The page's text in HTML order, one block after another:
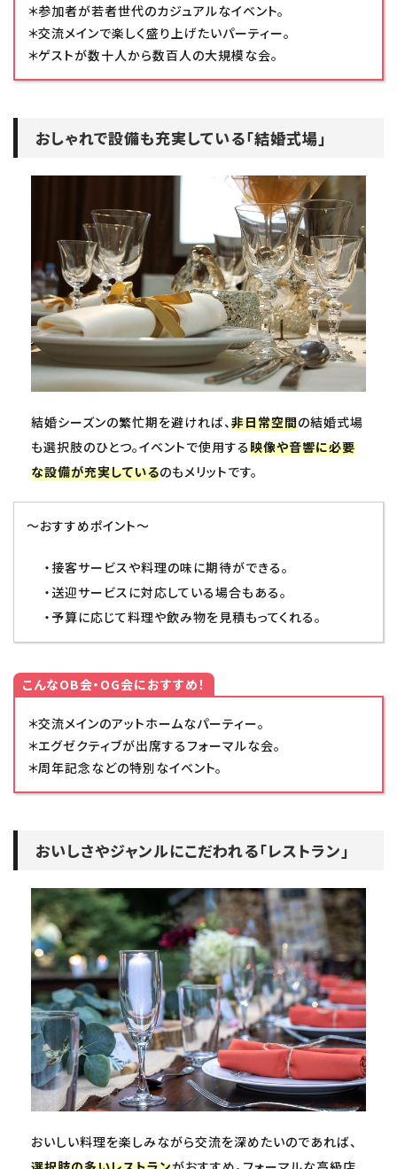
＊参加者が若者世代のカジュアルなイベント。
＊交流メインで楽しく盛り上げたいパーティー。
＊ゲストが数十人から数百人の大規模な会。
おしゃれで設備も充実している「結婚式場」
結婚シーズンの繁忙期を避ければ、非日常空間の結婚式場
も選択肢のひとつ。イベントで使用する映像や音響に必要
な設備が充実しているのもメリットです。
～おすすめポイント～
・接客サービスや料理の味に期待ができる。
・送迎サービスに対応している場合もある。
・予算に応じて料理や飲み物を見積もってくれる。
こんなOB会・OG会におすすめ！
＊交流メインのアットホームなパーティー。
＊エグゼクティブが出席するフォーマルな会。
＊周年記念などの特別なイベント。
おいしさやジャンルにこだわれる「レストラン」
おいしい料理を楽しみながら交流を深めたいのであれば、